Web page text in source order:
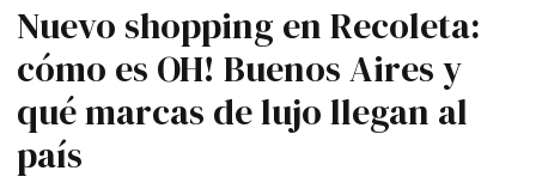
Nuevo shopping en Recoleta:
cómo es OH! Buenos Aires y
qué marcas de lujo llegan al
país